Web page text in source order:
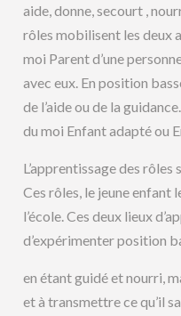
aide, donne, secourt ,
rôles mobilisent les deux
moi Parent d’une
avec eux. En position
de l’aide ou de la
du moi Enfant adapté ou
L’apprentissage des rôles
Ces rôles, le jeune enfant
l’école. Ces deux lieux
d’expérimenter position
en étant guidé et nourri,
et à transmettre ce qu’il